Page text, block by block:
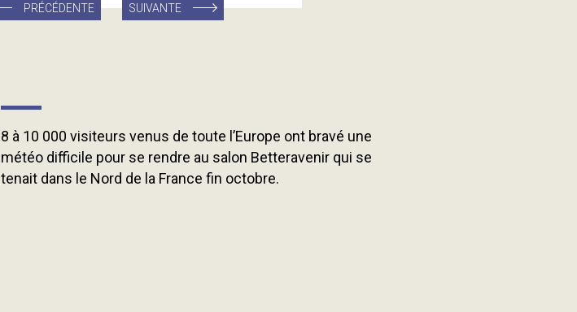
PRÉCÉDENTE SUIVANTE
8 à 10 000 visiteurs venus de toute l’Europe ont bravé une
météo difficile pour se rendre au salon Betteravenir qui se
tenait dans le Nord de la France fin octobre.